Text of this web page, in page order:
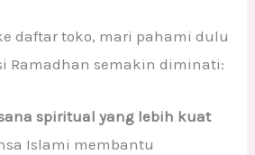
daftar toko, mari pahami dulu
Ramadhan semakin diminati:
spiritual yang lebih kuat
Islami membantu